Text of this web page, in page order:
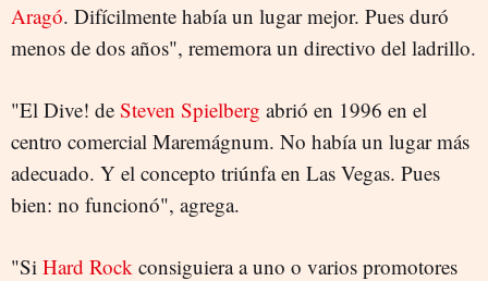
Aragó. Difícilmente había un lugar mejor. Pues duró
menos de dos años", rememora un directivo del ladrillo.
"El Dive! de Steven Spielberg abrió en 1996 en el
centro comercial Maremágnum. No había un lugar más
adecuado. Y el concepto triúnfa en Las Vegas. Pues
bien: no funcionó", agrega.
"Si Hard Rock consiguiera a uno o varios promotores